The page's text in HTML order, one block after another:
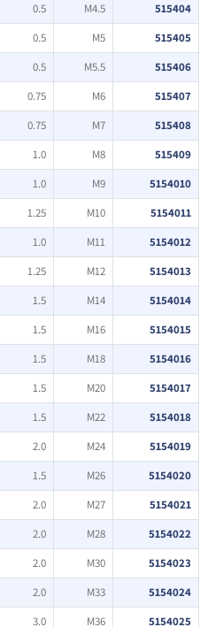
515404
M4.5
0.5
515405
M5
0.5
515406
M5.5
0.5
515407
M6
0.75
515408
M7
0.75
515409
M8
1.0
5154010
M9
1.0
5154011
M10
1.25
5154012
M11
1.0
5154013
M12
1.25
5154014
M14
1.5
5154015
M16
1.5
5154016
M18
1.5
5154017
M20
1.5
5154018
M22
1.5
5154019
M24
2.0
5154020
M26
1.5
5154021
M27
2.0
5154022
M28
2.0
5154023
M30
2.0
5154024
M33
2.0
5154025
M36
3.0